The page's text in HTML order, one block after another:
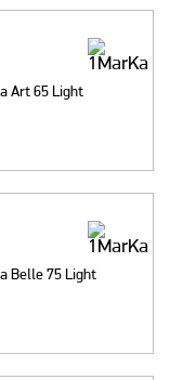
Art 65 Light
Belle 75 Light